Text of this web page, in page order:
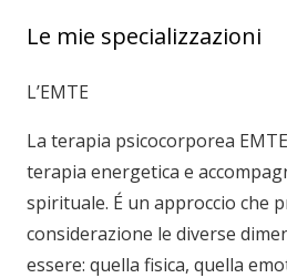
Le mie specializzazioni
L’EMTE
La terapia psicocorporea
terapia energetica e
spirituale. É un approccio che
considerazione le diverse
essere: quella fisica, quella